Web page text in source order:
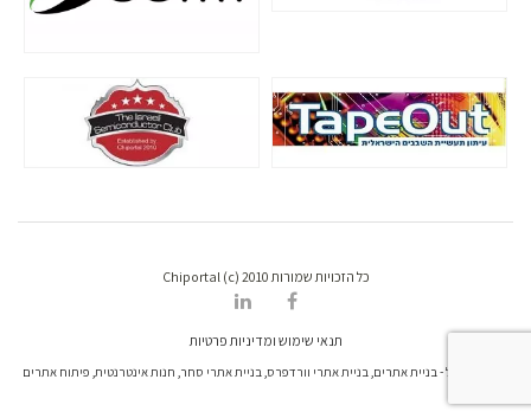
כל הזכויות שמורות Chiportal (c) 2010
תנאי שימוש ומדיניות פרטיות
דרונט דיגיטל - בניית אתרים, בניית אתרי וורדפרס, בניית אתרי סחר, חנות אינטרנטית, פיתוח אתרים